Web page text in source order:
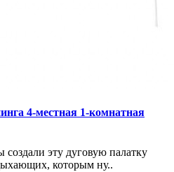
4-местная 1-комнатная
эту дуговую палатку
которым ну..